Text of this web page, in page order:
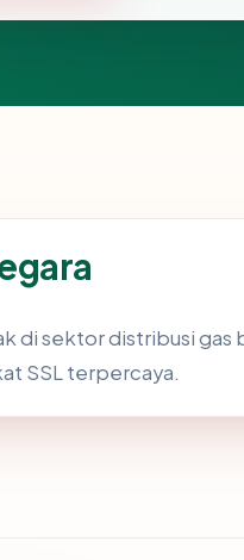
di sektor distribusi gas
SSL terpercaya.